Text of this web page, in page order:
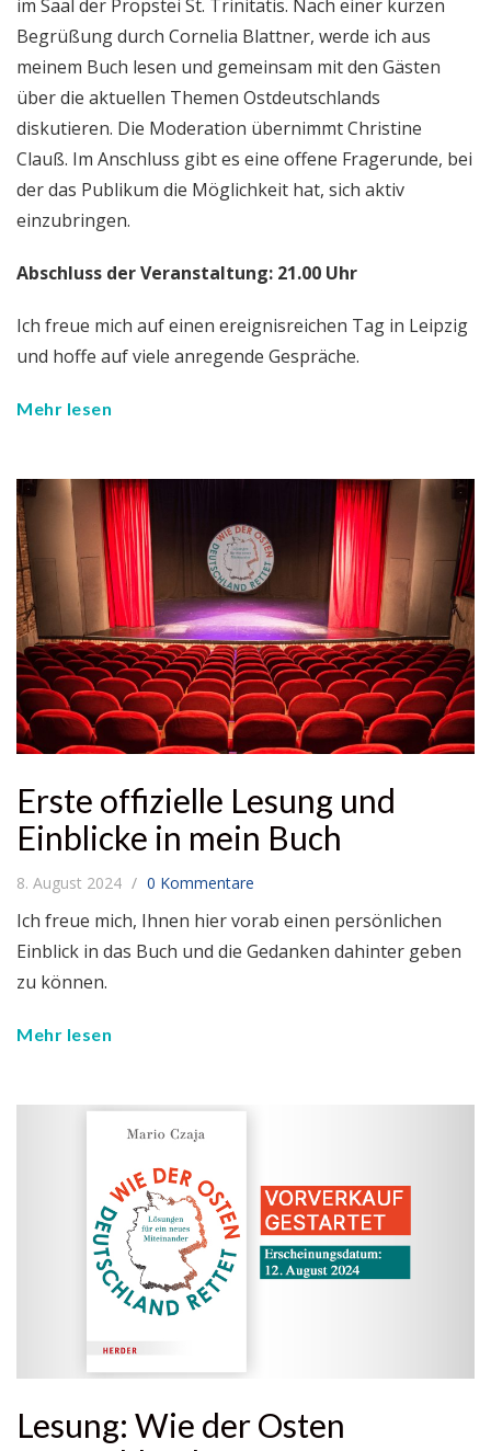
im Saal der Propstei St. Trinitatis. Nach einer kurzen
Begrüßung durch Cornelia Blattner, werde ich aus
meinem Buch lesen und gemeinsam mit den Gästen
über die aktuellen Themen Ostdeutschlands
diskutieren. Die Moderation übernimmt Christine
Clauß. Im Anschluss gibt es eine offene Fragerunde, bei
der das Publikum die Möglichkeit hat, sich aktiv
einzubringen.
Abschluss der Veranstaltung: 21.00 Uhr
Ich freue mich auf einen ereignisreichen Tag in Leipzig
und hoffe auf viele anregende Gespräche.
Mehr lesen
Erste offizielle Lesung und
Einblicke in mein Buch
8. August 2024 0 Kommentare
Ich freue mich, Ihnen hier vorab einen persönlichen
Einblick in das Buch und die Gedanken dahinter geben
zu können.
Mehr lesen
Lesung: Wie der Osten